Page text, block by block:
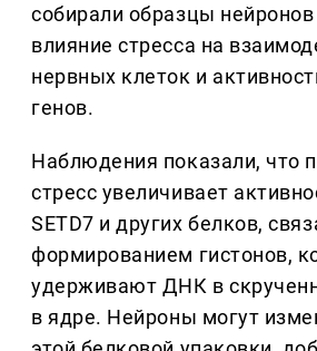
собирали образцы
влияние стресса на
нервных клеток и
генов.
Наблюдения показали, что
стресс увеличивает
SETD7 и других белков,
формированием гистонов,
удерживают ДНК в
в ядре. Нейроны могут